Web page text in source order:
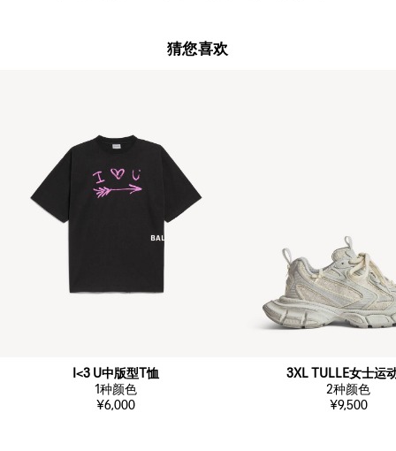
猜您喜欢
I<3 U中版型T恤
1种颜色
¥6,000
3XL TULLE女士运
2种颜色
¥9,500